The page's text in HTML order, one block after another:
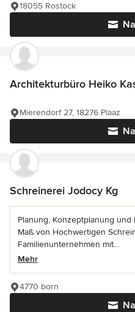
18055 Rostock
Architekturbüro Heiko
Mierendorf 27, 18276 Plaaz
Schreinerei Jodocy Kg
Planung, Konzeptplanung
Maß von Hochwertigen
Familienunternehmen mit...
Mehr
4770 born